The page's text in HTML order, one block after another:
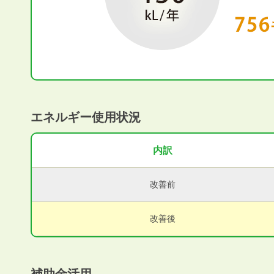
エネルギー使用状況
内訳
改善前
改善後